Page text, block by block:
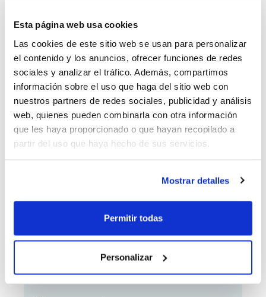
Esta página web usa cookies
Las cookies de este sitio web se usan para personalizar
el contenido y los anuncios, ofrecer funciones de redes
sociales y analizar el tráfico. Además, compartimos
información sobre el uso que haga del sitio web con
nuestros partners de redes sociales, publicidad y análisis
web, quienes pueden combinarla con otra información
que les haya proporcionado o que hayan recopilado a
partir del uso que haya hecho de sus servicios.
Mostrar detalles
Permitir todas
Personalizar
💪 Entrenamos tres días a la semana
en instalaciones municipales con un
cuerpo técnico con experiencia.
Aquí no solo se mejora como jugador,
también como persona. Buen
ambiente, disciplina y compromiso.
🎯 Si vienes de otro club o llevas un
Como ponerse en contacto
con el anunciante